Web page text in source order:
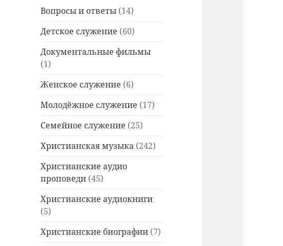
Вопросы и ответы (14)
Детское служение (60)
Документальные фильмы
(1)
Женское служение (6)
Молодёжное служение (17)
Семейное служение (25)
Христианская музыка (242)
Христианские аудио
проповеди (45)
Христианские аудиокниги
(5)
Христианские биографии (7)